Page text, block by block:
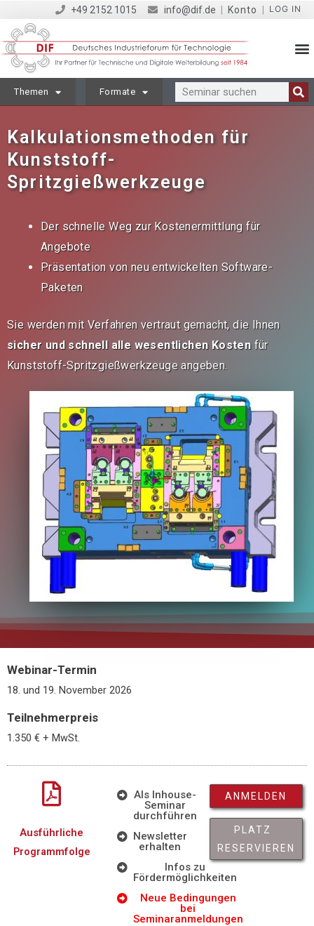
+49 2152 1015 info@dif.de Konto LOG IN
Themen Formate
Kalkulationsmethoden für
Kunststoff-
Spritzgießwerkzeuge
Der schnelle Weg zur Kostenermittlung für
Angebote
Präsentation von neu entwickelten Software-
Paketen
Sie werden mit Verfahren vertraut gemacht, die Ihnen
sicher und schnell alle wesentlichen Kostenfür
Kunststoff-Spritzgießwerkzeuge angeben.
Webinar-Termin
18. und 19. November 2026
Teilnehmerpreis
1.350 € + MwSt.
Ausführliche
Programmfolge
Als Inhouse-
Seminar
durchführen
Newsletter
erhalten
Infos zu
Fördermöglichkeiten
Neue Bedingungen
bei
Seminaranmeldungen
ANMELDEN
PLATZ
RESERVIEREN